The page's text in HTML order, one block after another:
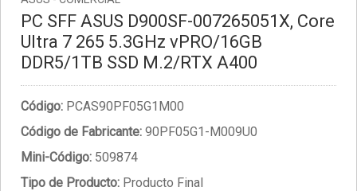
PC SFF ASUS D900SF-007265051X, Core
Ultra 7 265 5.3GHz vPRO/16GB
DDR5/1TB SSD M.2/RTX A400
Código: PCAS90PF05G1M00
Código de Fabricante: 90PF05G1-M009U0
Mini-Código: 509874
Tipo de Producto: Producto Final